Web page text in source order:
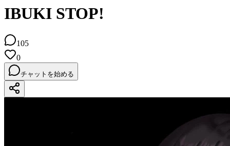
IBUKI STOP!
105
0
チャットを始める